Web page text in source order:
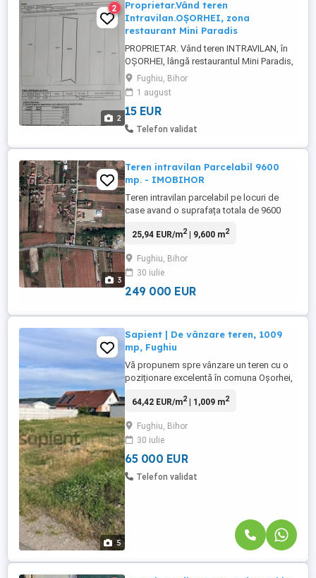
2
2
Proprietar.Vând teren
Intravilan.OȘORHEI, zona
restaurant Mini Paradis
PROPRIETAR. Vând teren INTRAVILAN, în
OȘORHEI, lângă restaurantul Mini Paradis,
jud. BIHOR. Suprafața este de 1.38 ha, mai
exact 13.878 m2. Terenul are 2 cărți
funciare, un teren in suprafață de 9.190 m2
și celălalt cu suprafața de 4.688 m2 .
Terenurile se află unul in continuarea
Fughiu, Bihor
1 august
15 EUR
Telefon validat
3
Teren intravilan Parcelabil 9600
mp. - IMOBIHOR
Teren intravilan parcelabil pe locuri de
case avand o suprafața totala de 9600
paradis Preț : 25 mp. ( 249.000 ) Tel :
25,94 EUR/m2| 9,600 m2
Fughiu, Bihor
30 iulie
249 000 EUR
5
Sapient | De vânzare teren, 1009
mp, Fughiu
Vă propunem spre vânzare un teren cu o
poziționare excelentă în comuna Oșorhei,
potrivit pentru construcție de locuință sau
de drumul principal și de Biserica din
centrul satului, precum și la mai puțin de 1
km ...
64,42 EUR/m2| 1,009 m2
Fughiu, Bihor
30 iulie
65 000 EUR
Telefon validat